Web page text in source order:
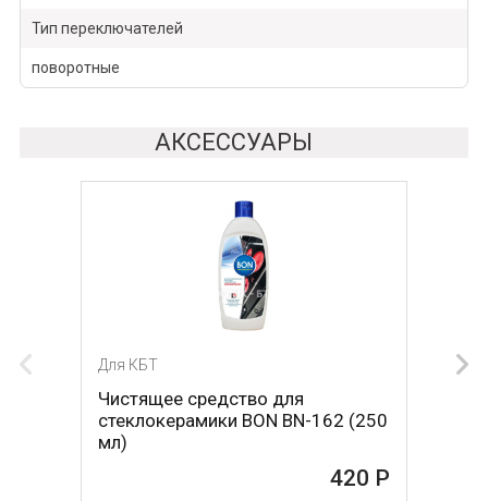
Тип переключателей
поворотные
АКСЕССУАРЫ
Для КБТ
Чистящее средство для
стеклокерамики BON BN-162 (250
мл)
420 Р
Для КБТ
Скребок для ухода за
стеклокерамикой BON BN-603